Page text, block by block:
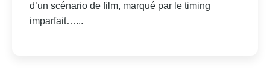
d’un scénario de film, marqué par le timing
imparfait…...